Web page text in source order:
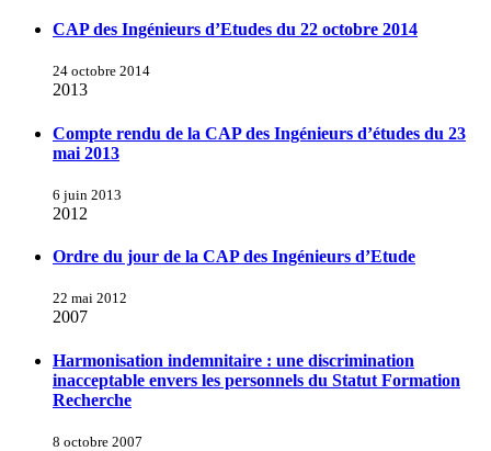
CAP des Ingénieurs d’Etudes du 22 octobre 2014
24 octobre 2014
2013
Compte rendu de la CAP des Ingénieurs d’études du 23
mai 2013
6 juin 2013
2012
Ordre du jour de la CAP des Ingénieurs d’Etude
22 mai 2012
2007
Harmonisation indemnitaire : une discrimination
inacceptable envers les personnels du Statut Formation
Recherche
8 octobre 2007